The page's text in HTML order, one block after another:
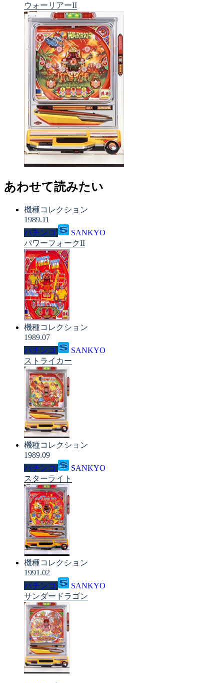
ウォーリアーII
あわせて読みたい
機種コレクション
1989.11
パチンコ
SANKYO
パワーフォークII
機種コレクション
1989.07
パチンコ
SANKYO
ストライカー
機種コレクション
1989.09
パチンコ
SANKYO
スターライト
機種コレクション
1991.02
パチンコ
SANKYO
サンダードラゴン